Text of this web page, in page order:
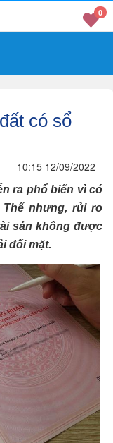
0
có sổ
10:15 12/09/2022
ra phổ biến vì có
nhưng, rủi ro
sản không được
đối mặt.